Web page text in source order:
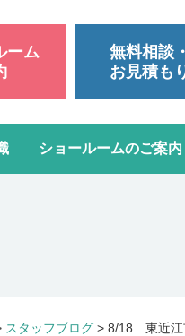
ーム
無料相談・
お見積も
ショールームのご案内
スタッフブログ > 8/18 東近江